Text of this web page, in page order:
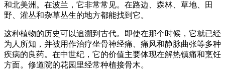
和北美洲。在波兰，它非常常见。在路边、森林、草地、田
野、灌丛和杂草丛生的地方都能找到它。
这种植物的历史可以追溯到古代。即使在那个时候，它就已经
为人所知，并被用作治疗坐骨神经痛、痛风和静脉曲张等多种
疾病的良药。在中世纪，它的价值主要体现在解热镇痛和烹饪
方面。修道院的花园里经常种植接骨木。